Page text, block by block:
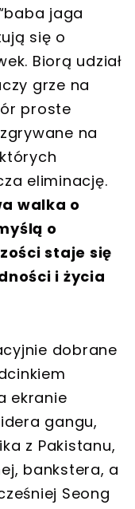
jaga
się o
Biorą udział
grze na
proste
na
eliminację.
walka o
o
staje się
i życia
dobrane
ekranie
gangu,
z Pakistanu,
bankstera, a
Seong